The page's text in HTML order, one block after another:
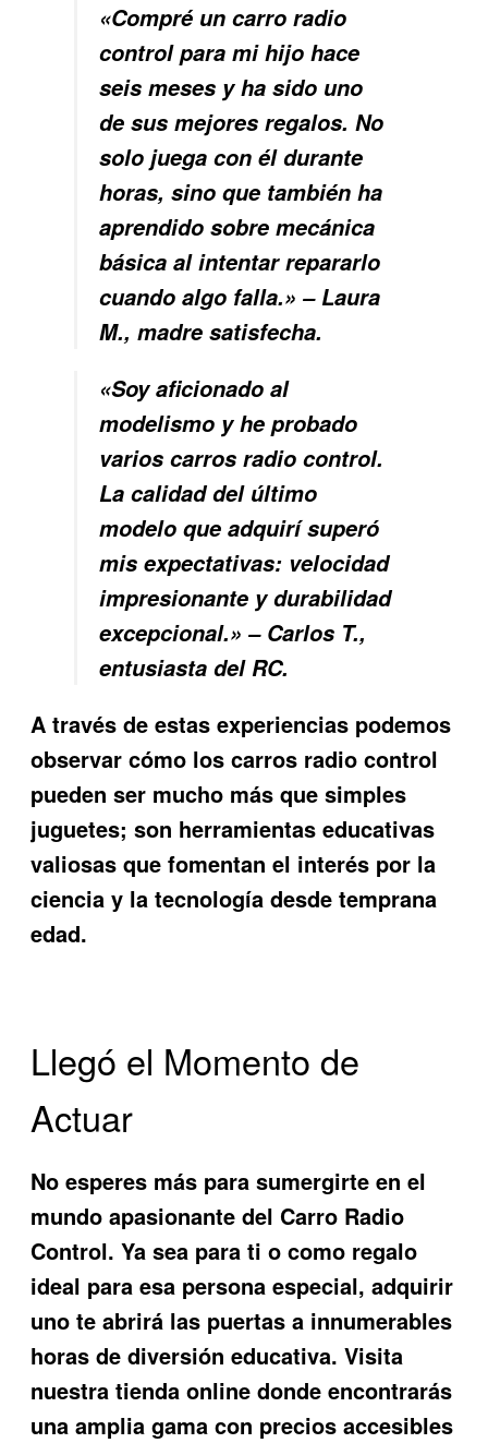
«Compré un carro radio
control para mi hijo hace
seis meses y ha sido uno
de sus mejores regalos. No
solo juega con él durante
horas, sino que también ha
aprendido sobre mecánica
básica al intentar repararlo
cuando algo falla.» – Laura
M., madre satisfecha.
«Soy aficionado al
modelismo y he probado
varios carros radio control.
La calidad del último
modelo que adquirí superó
mis expectativas: velocidad
impresionante y durabilidad
excepcional.» – Carlos T.,
entusiasta del RC.
A través de estas experiencias podemos
observar cómo los carros radio control
pueden ser mucho más que simples
juguetes; son herramientas educativas
valiosas que fomentan el interés por la
ciencia y la tecnología desde temprana
edad.
Llegó el Momento de
Actuar
No esperes más para sumergirte en el
mundo apasionante del Carro Radio
Control. Ya sea para ti o como regalo
ideal para esa persona especial, adquirir
uno te abrirá las puertas a innumerables
horas de diversión educativa. Visita
nuestra tienda online donde encontrarás
una amplia gama con precios accesibles